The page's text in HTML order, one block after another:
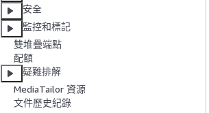
安全
監控和標記
雙堆疊端點
配額
疑難排解
MediaTailor 資源
文件歷史紀錄